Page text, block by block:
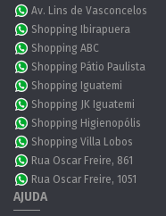
Av. Lins de Vasconcelos
Shopping Ibirapuera
Shopping ABC
Shopping Pátio Paulista
Shopping Iguatemi
Shopping JK Iguatemi
Shopping Higienopólis
Shopping Villa Lobos
Rua Oscar Freire, 861
Rua Oscar Freire, 1051
AJUDA